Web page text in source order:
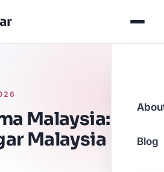
Blog
Malaysia:
Malaysia